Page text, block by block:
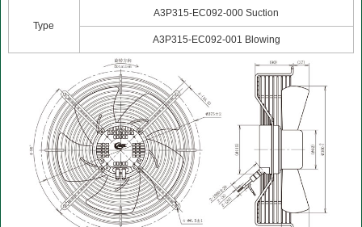
Type
A3P315-EC092-000 Suction
A3P315-EC092-001 Blowing